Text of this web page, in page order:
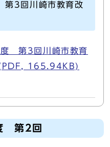
3回川崎市教育改
第3回川崎市教育
(PDF, 165.94KB)
第2回